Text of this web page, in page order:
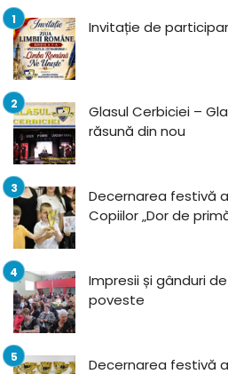
Invitație de
Glasul Cerbiciei –
răsună din nou
Decernarea festivă
Copiilor „Dor de
Impresii și gânduri
poveste
Decernarea festivă